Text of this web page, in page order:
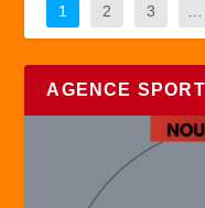
1 2 3
AGENCE